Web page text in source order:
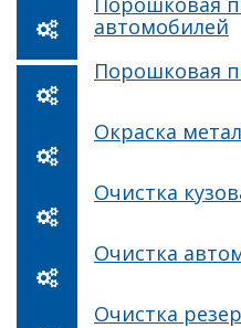
автомобилей
Порошковая
Окраска
Очистка
Очистка
Очистка